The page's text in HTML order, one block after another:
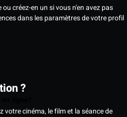
créez-en un si vous n'en avez pas
dans les paramètres de votre profil
?
votre cinéma, le film et la séance de